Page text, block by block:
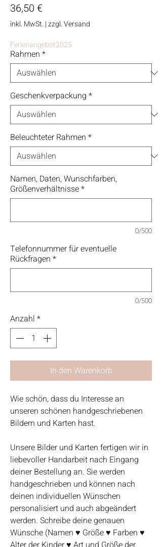
36,50 €Preis
inkl. MwSt. |zzgl. Versand
Ferienangebot2025
Rahmen *
Geschenkverpackung *
Beleuchteter Rahmen *
Namen, Daten, Wunschfarben,
Größenverhältnisse*
0/500
Telefonnummer für eventuelle
Rückfragen *
0/500
Anzahl *
In den Warenkorb
Wie schön, dass du Interesse an
unseren schönen handgeschriebenen
Bildern und Karten hast.
Unsere Bilder und Karten fertigen wir in
liebevoller Handarbeit nach Eingang
deiner Bestellung an. Sie werden
handgeschrieben und können nach
deinen individuellen Wünschen
personalisiert und auch abgeändert
werden. Schreibe deine genauen
Wünsche (Namen ♥ Größe ♥ Farben ♥